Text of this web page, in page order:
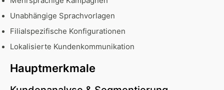
Unabhängige Sprachvorlagen
Filialspezifische Konfigurationen
Lokalisierte Kundenkommunikation
Hauptmerkmale